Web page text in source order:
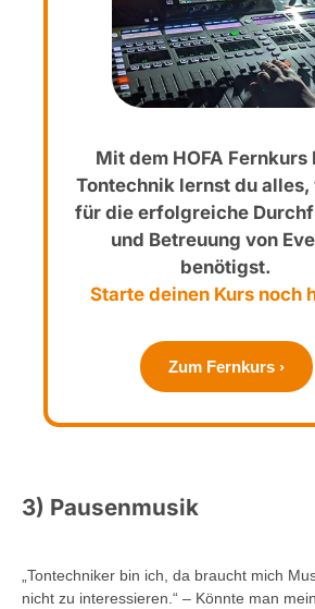
Mit dem HOFA Fernkurs
Tontechnik lernst du alles,
für die erfolgreiche
und Betreuung von
benötigst.
Starte deinen Kurs noch
Zum Fernkurs ›
3) Pausenmusik
„Tontechniker bin ich, da braucht mich
nicht zu interessieren.“ – Könnte man